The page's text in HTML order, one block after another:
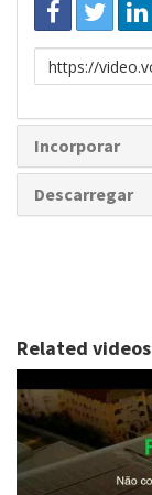
Link
para
Incorporar
Descarregar
Related videos